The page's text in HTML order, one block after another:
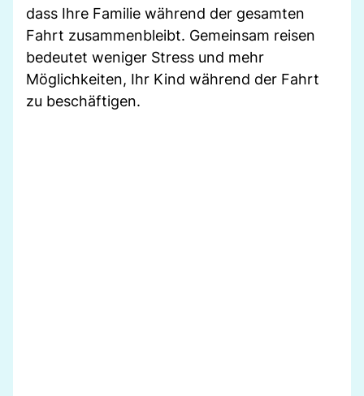
dass Ihre Familie während der gesamten
Fahrt zusammenbleibt. Gemeinsam reisen
bedeutet weniger Stress und mehr
Möglichkeiten, Ihr Kind während der Fahrt
zu beschäftigen.